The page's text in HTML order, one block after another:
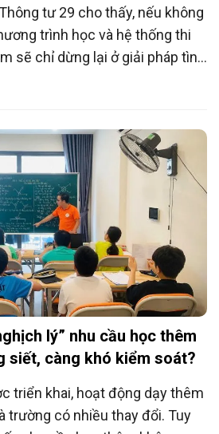
tư 29 cho thấy, nếu không
trình học và hệ thống thi
sẽ chỉ dừng lại ở giải pháp tình
không phải là tìm cách cấm
lý” nhu cầu học thêm
siết, càng khó kiểm soát?
triển khai, hoạt động dạy thêm
trường có nhiều thay đổi. Tuy